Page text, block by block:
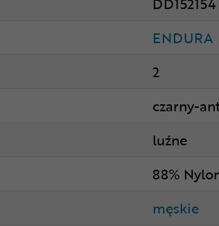
ENDURA
2
czarny-
luźne
88%
męskie